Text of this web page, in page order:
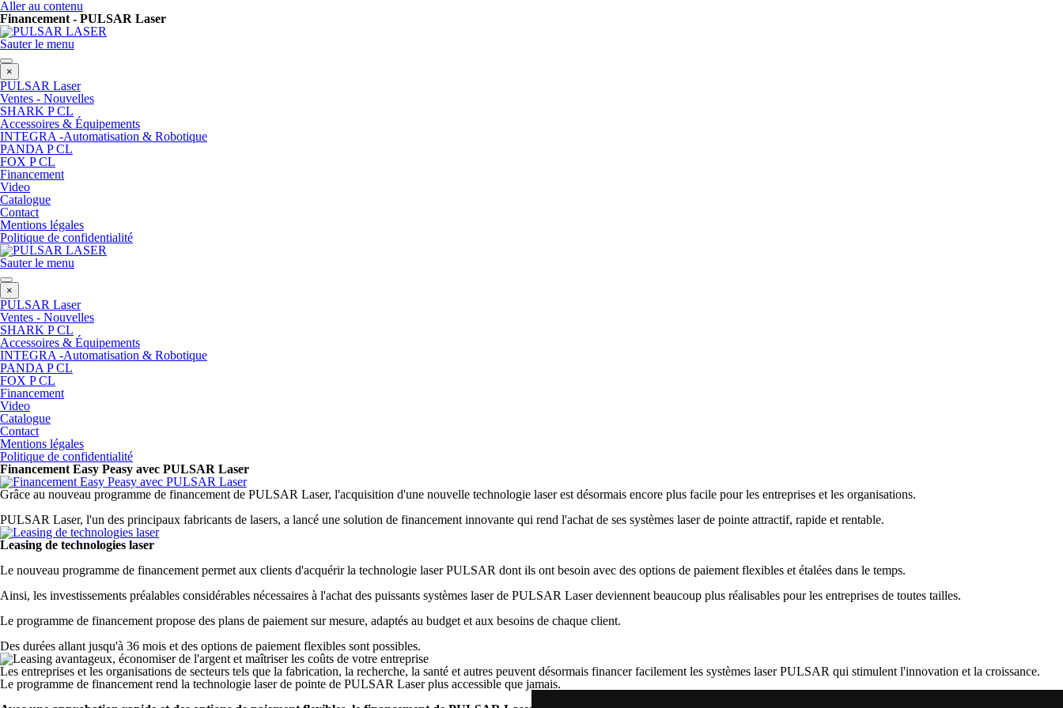
Aller au contenu
Financement - PULSAR Laser
Sauter le menu
×
PULSAR Laser
Ventes - Nouvelles
SHARK P CL
Accessoires & Équipements
INTEGRA -Automatisation & Robotique
PANDA P CL
FOX P CL
Financement
Video
Catalogue
Contact
Mentions légales
Politique de confidentialité
Sauter le menu
×
PULSAR Laser
Ventes - Nouvelles
SHARK P CL
Accessoires & Équipements
INTEGRA -Automatisation & Robotique
PANDA P CL
FOX P CL
Financement
Video
Catalogue
Contact
Mentions légales
Politique de confidentialité
Financement Easy Peasy avec PULSAR Laser
Grâce au nouveau programme de financement de PULSAR Laser, l'acquisition d'une nouvelle technologie laser est désormais encore plus facile pour les entreprises et les organisations.
PULSAR Laser, l'un des principaux fabricants de lasers, a lancé une solution de financement innovante qui rend l'achat de ses systèmes laser de pointe attractif, rapide et rentable.
Leasing de technologies laser
Le nouveau programme de financement permet aux clients d'acquérir la technologie laser PULSAR dont ils ont besoin avec des options de paiement flexibles et étalées dans le temps.
Ainsi, les investissements préalables considérables nécessaires à l'achat des puissants systèmes laser de PULSAR Laser deviennent beaucoup plus réalisables pour les entreprises de toutes tailles.
Le programme de financement propose des plans de paiement sur mesure, adaptés au budget et aux besoins de chaque client.
Des durées allant jusqu'à 36 mois et des options de paiement flexibles sont possibles.
Les entreprises et les organisations de secteurs tels que la fabrication, la recherche, la santé et autres peuvent désormais financer facilement les systèmes laser PULSAR qui stimulent l'innovation et la croissance.
Le programme de financement rend la technologie laser de pointe de PULSAR Laser plus accessible que jamais.